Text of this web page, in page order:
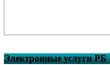
Электронные услуги РБ